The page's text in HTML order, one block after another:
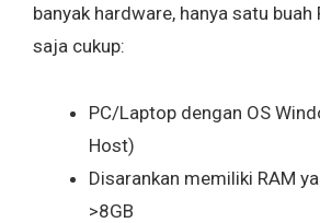
banyak hardware, hanya satu buah
saja cukup:
PC/Laptop dengan OS
Host)
Disarankan memiliki RAM
>8GB